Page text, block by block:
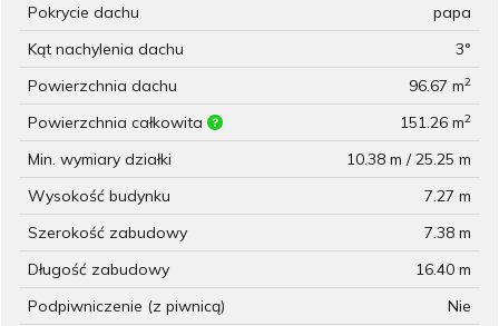
Pokrycie dachu
papa
Kąt nachylenia dachu
3°
Powierzchnia dachu
96.67 m2
Powierzchnia całkowita 151.26 m2
Min. wymiary działki
10.38 m / 25.25 m
Wysokość budynku
7.27 m
Szerokość zabudowy
7.38 m
Długość zabudowy
16.40 m
Podpiwniczenie (z piwnicą)
Nie